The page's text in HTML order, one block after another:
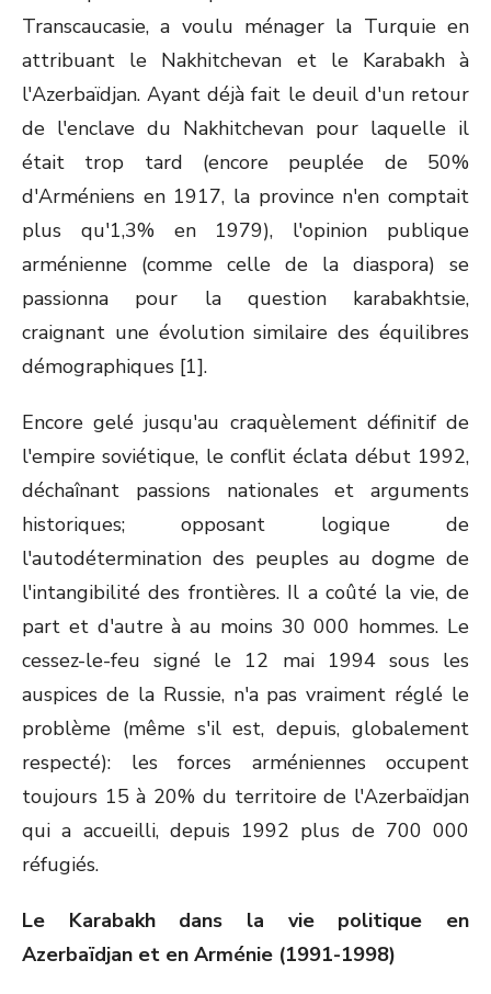
Transcaucasie, a voulu ménager la Turquie en
attribuant le Nakhitchevan et le Karabakh à
l'Azerbaïdjan. Ayant déjà fait le deuil d'un retour
de l'enclave du Nakhitchevan pour laquelle il
était trop tard (encore peuplée de 50%
d'Arméniens en 1917, la province n'en comptait
plus qu'1,3% en 1979), l'opinion publique
arménienne (comme celle de la diaspora) se
passionna pour la question karabakhtsie,
craignant une évolution similaire des équilibres
démographiques [1].
Encore gelé jusqu'au craquèlement définitif de
l'empire soviétique, le conflit éclata début 1992,
déchaînant passions nationales et arguments
historiques; opposant logique de
l'autodétermination des peuples au dogme de
l'intangibilité des frontières. Il a coûté la vie, de
part et d'autre à au moins 30 000 hommes. Le
cessez-le-feu signé le 12 mai 1994 sous les
auspices de la Russie, n'a pas vraiment réglé le
problème (même s'il est, depuis, globalement
respecté): les forces arméniennes occupent
toujours 15 à 20% du territoire de l'Azerbaïdjan
qui a accueilli, depuis 1992 plus de 700 000
réfugiés.
Le Karabakh dans la vie politique en
Azerbaïdjan et en Arménie (1991-1998)